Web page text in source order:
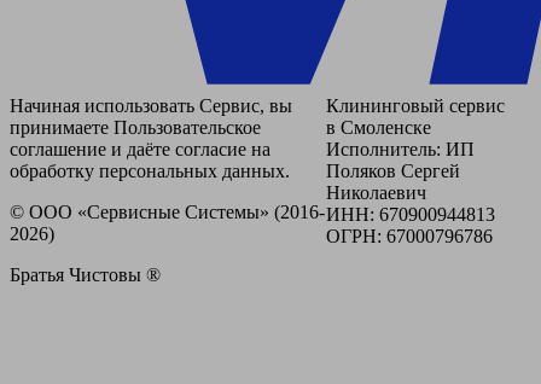
Начиная использовать Сервис, вы
принимаете Пользовательское
соглашение и даёте согласие на
обработку персональных данных.
© ООО «Сервисные Системы» (2016-
2026)
Братья Чистовы ®
Клининговый сервис
в Смоленске
Исполнитель: ИП
Поляков Сергей
Николаевич
ИНН: 670900944813
ОГРН: 67000796786